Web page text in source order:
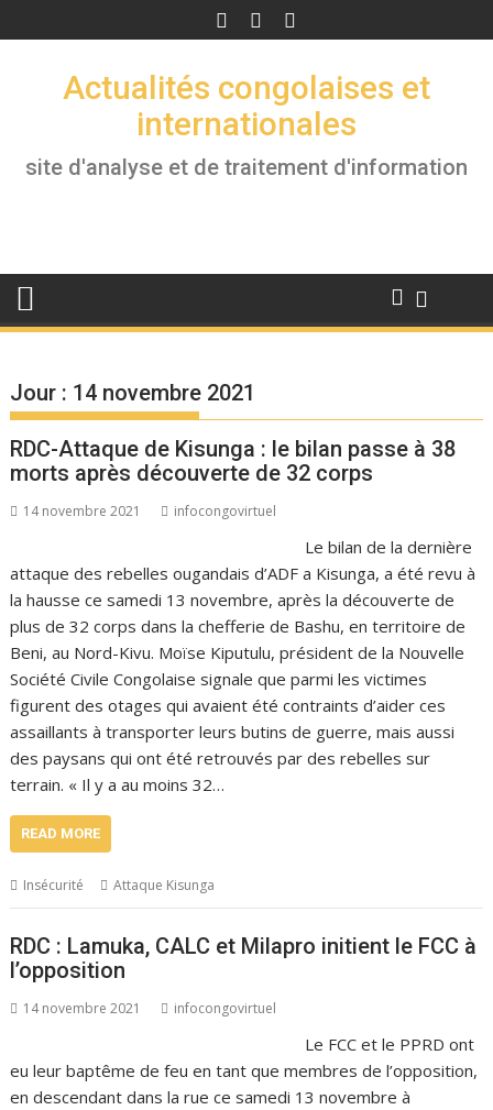
to
Actualités congolaises et
internationales
site d'analyse et de traitement d'information
Jour : 14 novembre 2021
RDC-Attaque de Kisunga : le bilan passe à 38
morts après découverte de 32 corps
14 novembre 2021 infocongovirtuel
Le bilan de la dernière
attaque des rebelles ougandais d’ADF a Kisunga, a été revu à
la hausse ce samedi 13 novembre, après la découverte de
plus de 32 corps dans la chefferie de Bashu, en territoire de
Beni, au Nord-Kivu. Moïse Kiputulu, président de la Nouvelle
Société Civile Congolaise signale que parmi les victimes
figurent des otages qui avaient été contraints d’aider ces
assaillants à transporter leurs butins de guerre, mais aussi
des paysans qui ont été retrouvés par des rebelles sur
terrain. « Il y a au moins 32…
READ MORE
Insécurité Attaque Kisunga
RDC : Lamuka, CALC et Milapro initient le FCC à
l’opposition
14 novembre 2021 infocongovirtuel
Le FCC et le PPRD ont
eu leur baptême de feu en tant que membres de l’opposition,
en descendant dans la rue ce samedi 13 novembre à